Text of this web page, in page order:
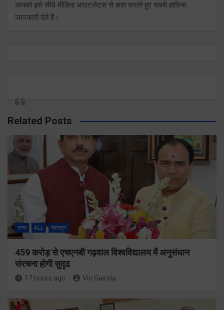
आपको इसे सीधे मीडिया आउटलेट्स से ज्ञात कराते हुए सबसे हालिया
जानकारी देते हैं।
Related Posts
राज्य ALL देहरादून
459 करोड़ से एचएनबी गढ़वाल विश्वविद्यालय में अनुसंधान
संरचना होगी सुदृढ
17 hours ago Viri Gairola